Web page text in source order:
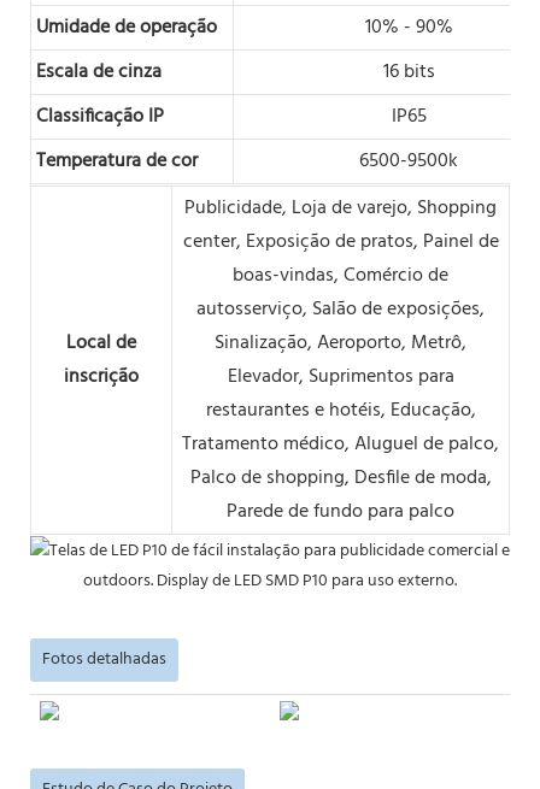
Umidade de operação
10% - 90%
Escala de cinza
16 bits
Classificação IP
IP65
Temperatura de cor
6500-9500k
Local de
inscrição
Publicidade, Loja de varejo, Shopping
center, Exposição de pratos, Painel de
boas-vindas, Comércio de
autosserviço, Salão de exposições,
Sinalização, Aeroporto, Metrô,
Elevador, Suprimentos para
restaurantes e hotéis, Educação,
Tratamento médico, Aluguel de palco,
Palco de shopping, Desfile de moda,
Parede de fundo para palco
Fotos detalhadas